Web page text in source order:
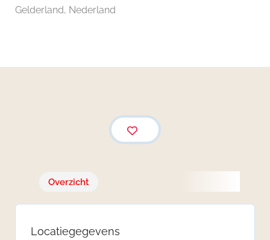
6883 GS, Velp,
Overzicht
Locatiegegevens